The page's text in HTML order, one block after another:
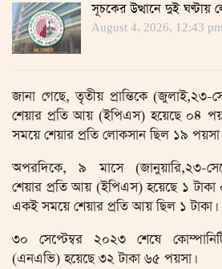
সূচকের উত্থানে দুই ঘণ্টায়
August 4, 2026, 12:43 pm
জানা গেছে, তৃতীয় প্রান্তিকে (জুলাই,২৩-
শেয়ার প্রতি আয় (ইপিএস) হয়েছে ০৪
সময়ে শেয়ার প্রতি লোকসান ছিল ১৯ পয়সা।
অপরদিকে, ৯ মাসে (জানুয়ারি,২৩-
শেয়ার প্রতি আয় (ইপিএস) হয়েছে ১
একই সময়ে শেয়ার প্রতি আয় ছিল ১ টাকা।
৩০ সেপ্টেম্বর ২০২৩ শেষে
(এনএভি) হয়েছে ৩২ টাকা ৬৫ পয়সা।